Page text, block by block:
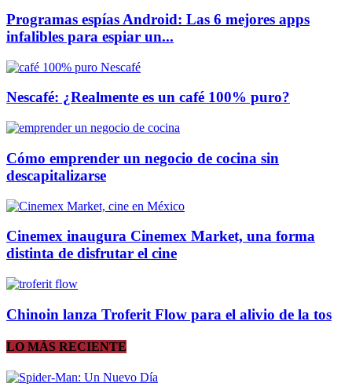
Programas espías Android: Las 6 mejores apps
infalibles para espiar un...
Nescafé: ¿Realmente es un café 100% puro?
Cómo emprender un negocio de cocina sin
descapitalizarse
Cinemex inaugura Cinemex Market, una forma
distinta de disfrutar el cine
Chinoin lanza Troferit Flow para el alivio de la tos
LO MÁS RECIENTE